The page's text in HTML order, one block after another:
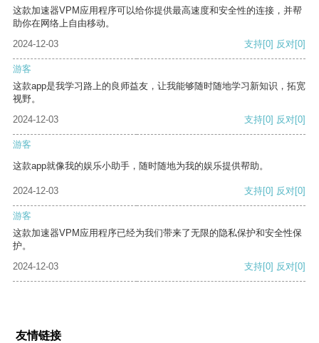
这款加速器VPM应用程序可以给你提供最高速度和安全性的连接，并帮
助你在网络上自由移动。
2024-12-03
支持[0] 反对[0]
游客
这款app是我学习路上的良师益友，让我能够随时随地学习新知识，拓宽
视野。
2024-12-03
支持[0] 反对[0]
游客
这款app就像我的娱乐小助手，随时随地为我的娱乐提供帮助。
2024-12-03 支持[0] 反对[0]
游客
这款加速器VPM应用程序已经为我们带来了无限的隐私保护和安全性保
护。
2024-12-03
支持[0] 反对[0]
友情链接